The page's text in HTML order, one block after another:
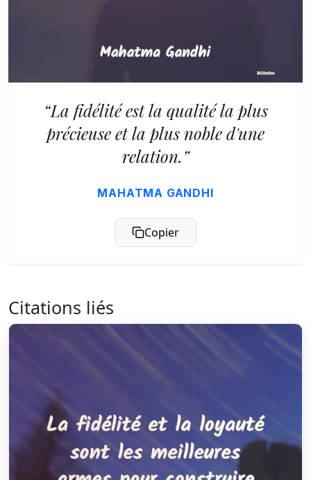
“La fidélité est la qualité la plus
précieuse et la plus noble d'une
relation.”
MAHATMA GANDHI
Copier
Citations liés